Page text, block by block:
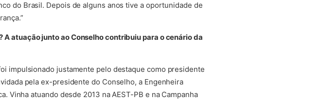
do Brasil. Depois de alguns anos tive a oportunidade de
atuação junto ao Conselho contribuiu para o cenário da
impulsionado justamente pelo destaque como presidente
pela ex-presidente do Conselho, a Engenheira
Vinha atuando desde 2013 na AEST-PB e na Campanha